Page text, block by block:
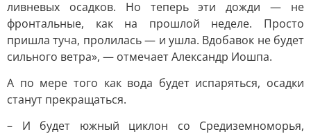
ливневых осадков. Но теперь эти дожди — не
фронтальные, как на прошлой неделе. Просто
пришла туча, пролилась — и ушла. Вдобавок не будет
сильного ветра», — отмечает Александр Иошпа.
А по мере того как вода будет испаряться, осадки
станут прекращаться.
– И будет южный циклон со Средиземноморья,